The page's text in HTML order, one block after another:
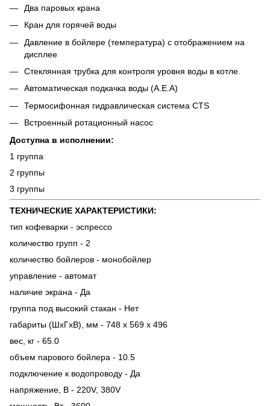
Два паровых крана
Кран для горячей воды
Давление в бойлере (температура) с отображением на
дисплее
Стеклянная трубка для контроля уровня воды в котле.
Автоматическая подкачка воды (А.Е.А)
Термосифонная гидравлическая система CTS
Встроенный ротационный насос
Доступна в исполнении:
1 группа
2 группы
3 группы
ТЕХНИЧЕСКИЕ ХАРАКТЕРИСТИКИ:
тип кофеварки - эспрессо
количество групп - 2
количество бойлеров - монобойлер
управление - автомат
наличие экрана - Да
группа под высокий стакан - Hет
габариты (ШхГхВ), мм - 748 x 569 x 496
вес, кг - 65.0
объем парового бойлера - 10.5
подключение к водопроводу - Да
напряжение, В - 220V, 380V